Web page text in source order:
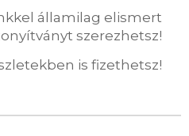
államilag elismert
szerezhetsz!
is fizethetsz!